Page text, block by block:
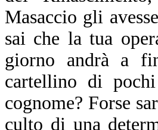
Masaccio gli
sai che la tua
giorno andrà a
cartellino di
cognome? Forse
culto di una